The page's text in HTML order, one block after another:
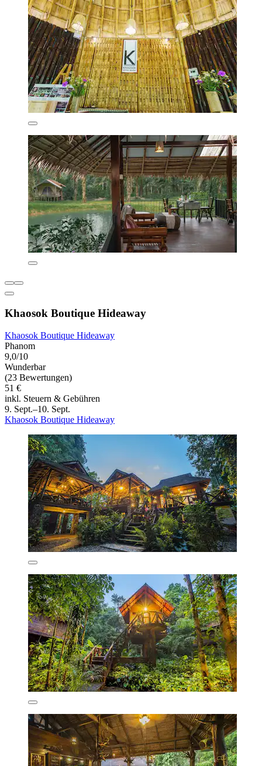
Khaosok Boutique Hideaway
Khaosok Boutique Hideaway
Phanom
9,0/10
Wunderbar
(23 Bewertungen)
51 €
inkl. Steuern & Gebühren
9. Sept.–10. Sept.
Khaosok Boutique Hideaway